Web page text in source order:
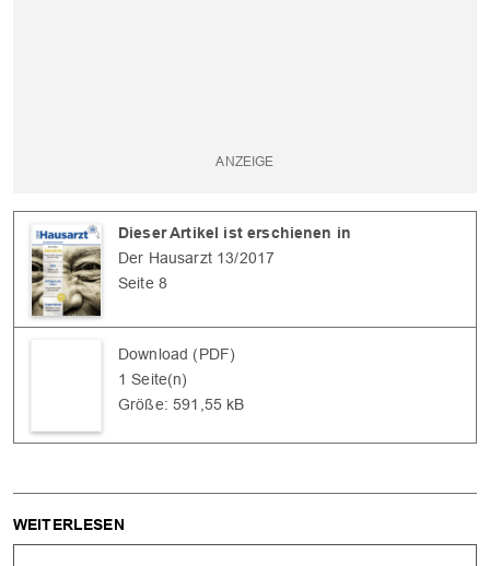
Dieser Artikel ist erschienen in
Der Hausarzt 13/2017
Seite 8
Download (PDF)
1 Seite(n)
Größe: 591,55 kB
WEITERLESEN